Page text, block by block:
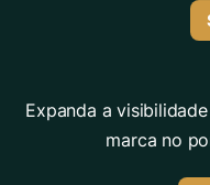
Expanda a
marca no